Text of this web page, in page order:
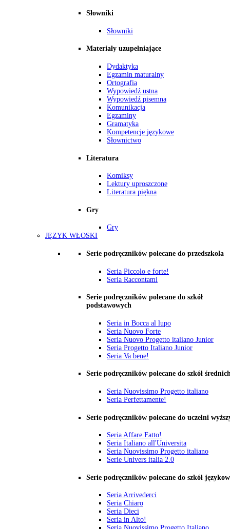
Słowniki
Słowniki
Materiały uzupełniające
Dydaktyka
Egzamin maturalny
Ortografia
Wypowiedź ustna
Wypowiedź pisemna
Komunikacja
Egzaminy
Gramatyka
Kompetencje językowe
Słownictwo
Literatura
Komiksy
Lektury uproszczone
Literatura piękna
Gry
Gry
JĘZYK WŁOSKI
Serie podręczników polecane do przedszkola
Seria Piccolo e forte!
Seria Raccontami
Serie podręczników polecane do szkół
podstawowych
Seria in Bocca al lupo
Seria Nuovo Forte
Seria Nuovo Progetto italiano Junior
Seria Progetto Italiano Junior
Seria Va bene!
Serie podręczników polecane do szkół
Seria Nuovissimo Progetto italiano
Seria Perfettamente!
Serie podręczników polecane do uczelni
Seria Affare Fatto!
Seria Italiano all'Universita
Seria Nuovissimo Progetto italiano
Serie Univers italia 2.0
Serie podręczników polecane do szkół
Seria Arrivederci
Seria Chiaro
Seria Dieci
Seria in Alto!